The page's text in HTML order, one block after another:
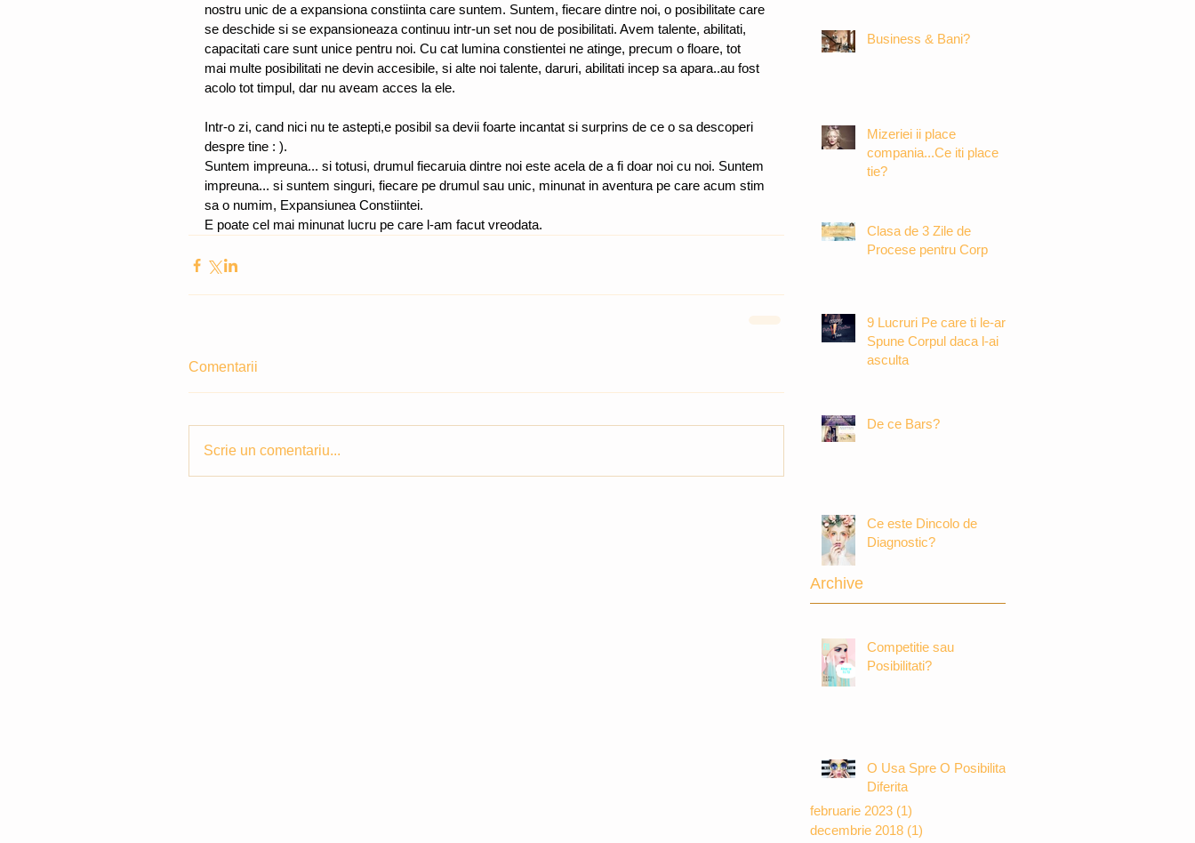
nostru unic de a expansiona constiinta care suntem. Suntem, fiecare dintre noi, o posibilitate care
se deschide si se expansioneaza continuu intr-un set nou de posibilitati. Avem talente, abilitati,
capacitati care sunt unice pentru noi. Cu cat lumina constientei ne atinge, precum o floare, tot
mai multe posibilitati ne devin accesibile, si alte noi talente, daruri, abilitati incep sa apara..au fost
acolo tot timpul, dar nu aveam acces la ele.
Intr-o zi, cand nici nu te astepti,e posibil sa devii foarte incantat si surprins de ce o sa descoperi
despre tine : ).
Suntem impreuna... si totusi, drumul fiecaruia dintre noi este acela de a fi doar noi cu noi. Suntem
impreuna... si suntem singuri, fiecare pe drumul sau unic, minunat in aventura pe care acum stim
sa o numim, Expansiunea Constiintei.
E poate cel mai minunat lucru pe care l-am facut vreodata.
Comentarii
Scrie un comentariu...
Business & Bani?
Mizeriei ii place
compania...Ce iti place
tie?
Clasa de 3 Zile de
Procese pentru Corp
9 Lucruri Pe care ti le-ar
Spune Corpul daca l-ai
asculta
De ce Bars?
Ce este Dincolo de
Diagnostic?
Competitie sau
Posibilitati?
O Usa Spre O Posibilitate
Diferita
februarie 2023 (1)
decembrie 2018 (1)
Archive